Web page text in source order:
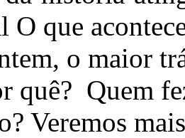
O que
o maior
quê? Quem
Veremos